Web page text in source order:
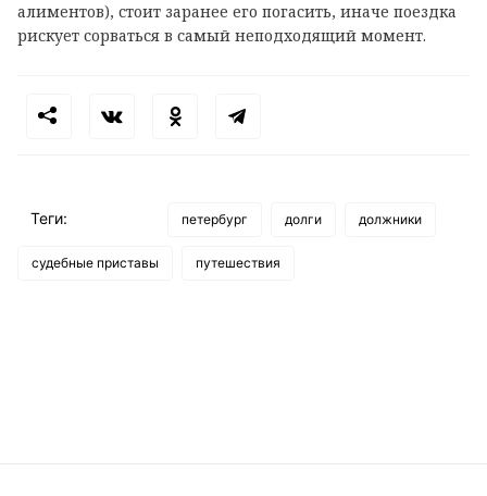
алиментов), стоит заранее его погасить, иначе поездка
рискует сорваться в самый неподходящий момент.
Теги: петербург долги должники
судебные приставы путешествия